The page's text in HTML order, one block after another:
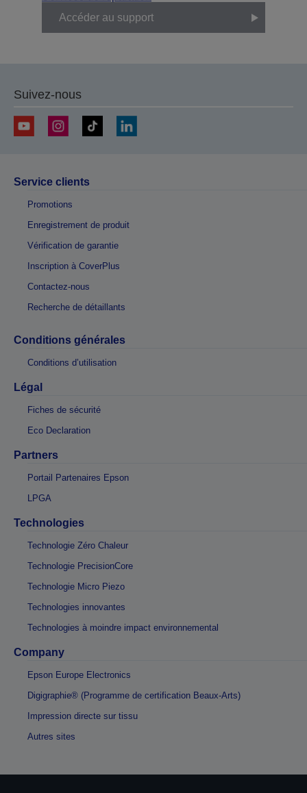
Accéder au support
Suivez-nous
Service clients
Promotions
Enregistrement de produit
Vérification de garantie
Inscription à CoverPlus
Contactez-nous
Recherche de détaillants
Conditions générales
Conditions d’utilisation
Légal
Fiches de sécurité
Eco Declaration
Partners
Portail Partenaires Epson
LPGA
Technologies
Technologie Zéro Chaleur
Technologie PrecisionCore
Technologie Micro Piezo
Technologies innovantes
Technologies à moindre impact environnemental
Company
Epson Europe Electronics
Digigraphie® (Programme de certification Beaux-Arts)
Impression directe sur tissu
Autres sites